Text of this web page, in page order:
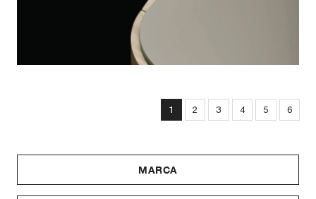
MARCA
1 2 3 4 5 6